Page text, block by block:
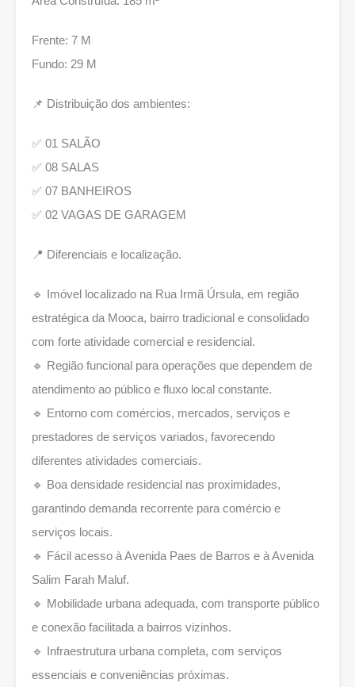
Frente: 7 M
Fundo: 29 M
📌 Distribuição dos ambientes:
✅ 01 SALÃO
✅ 08 SALAS
✅ 07 BANHEIROS
✅ 02 VAGAS DE GARAGEM
📍 Diferenciais e localização.
🔹 Imóvel localizado na Rua Irmã Úrsula, em região
estratégica da Mooca, bairro tradicional e consolidado
com forte atividade comercial e residencial.
🔹 Região funcional para operações que dependem de
atendimento ao público e fluxo local constante.
🔹 Entorno com comércios, mercados, serviços e
prestadores de serviços variados, favorecendo
diferentes atividades comerciais.
🔹 Boa densidade residencial nas proximidades,
garantindo demanda recorrente para comércio e
serviços locais.
🔹 Fácil acesso à Avenida Paes de Barros e à Avenida
Salim Farah Maluf.
🔹 Mobilidade urbana adequada, com transporte público
e conexão facilitada a bairros vizinhos.
🔹 Infraestrutura urbana completa, com serviços
essenciais e conveniências próximas.